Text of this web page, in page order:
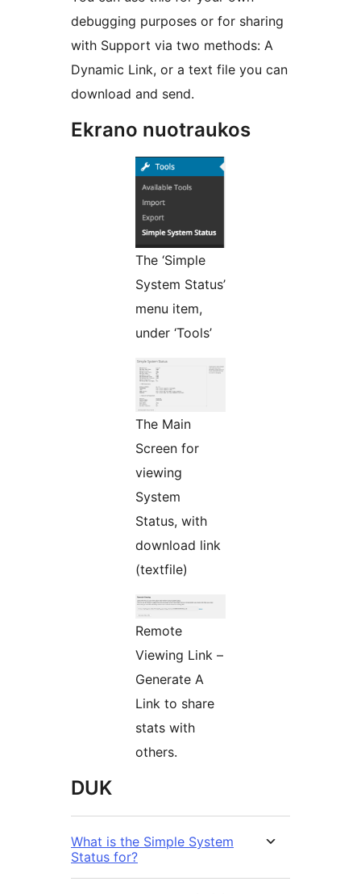
debugging purposes or for sharing
with Support via two methods: A
Dynamic Link, or a text file you can
download and send.
Ekrano nuotraukos
The ‘Simple
System Status’
menu item,
under ‘Tools’
The Main
Screen for
viewing
System
Status, with
download link
(textfile)
Remote
Viewing Link –
Generate A
Link to share
stats with
others.
DUK
What is the Simple System
Status for?